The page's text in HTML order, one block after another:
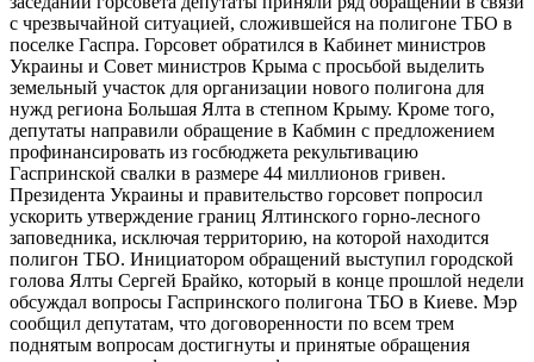
с чрезвычайной ситуацией, сложившейся на полигоне ТБО в
поселке Гаспра. Горсовет обратился в Кабинет министров
Украины и Совет министров Крыма с просьбой выделить
земельный участок для организации нового полигона для
нужд региона Большая Ялта в степном Крыму. Кроме того,
депутаты направили обращение в Кабмин с предложением
профинансировать из госбюджета рекультивацию
Гаспринской свалки в размере 44 миллионов гривен.
Президента Украины и правительство горсовет попросил
ускорить утверждение границ Ялтинского горно-лесного
заповедника, исключая территорию, на которой находится
полигон ТБО. Инициатором обращений выступил городской
голова Ялты Сергей Брайко, который в конце прошлой недели
обсуждал вопросы Гаспринского полигона ТБО в Киеве. Мэр
сообщил депутатам, что договоренности по всем трем
поднятым вопросам достигнуты и принятые обращения